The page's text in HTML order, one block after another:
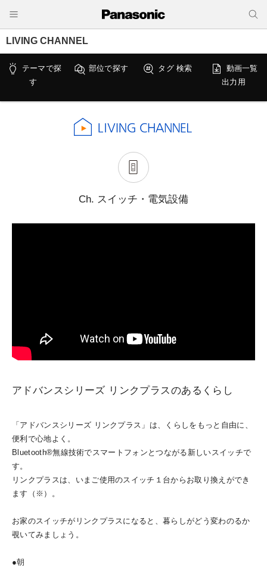
LIVING CHANNEL
テーマで探
す
部位で探す タグ 検索
動画一覧
出力用
Ch. スイッチ・電気設備
アドバンスシリーズ リンクプラスのあるくらし
「アドバンスシリーズ リンクプラス」は、くらしをもっと自由に、
便利で心地よく。
Bluetooth®無線技術でスマートフォンとつながる新しいスイッチで
す。
リンクプラスは、いまご使用のスイッチ１台からお取り換えができ
ます（※）。
お家のスイッチがリンクプラスになると、暮らしがどう変わのるか
覗いてみましょう。
●朝